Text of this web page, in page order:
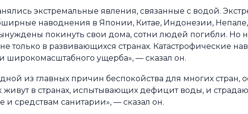
экстремальные явления, связанные с водой.
наводнения в Японии, Китае, Индонезии,
покинуть свои дома, сотни людей погибли. Но
только в развивающихся странах. Катастрофические
широкомасштабного ущерба», — сказал он.
из главных причин беспокойства для многих стран,
в странах, испытывающих дефицит воды, и страдают
и средствам санитарии», — сказал он.